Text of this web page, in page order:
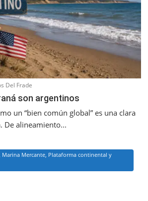
Del Frade
son argentinos
un “bien común global” es una clara
De alineamiento...
Marina Mercante, Plataforma continental y